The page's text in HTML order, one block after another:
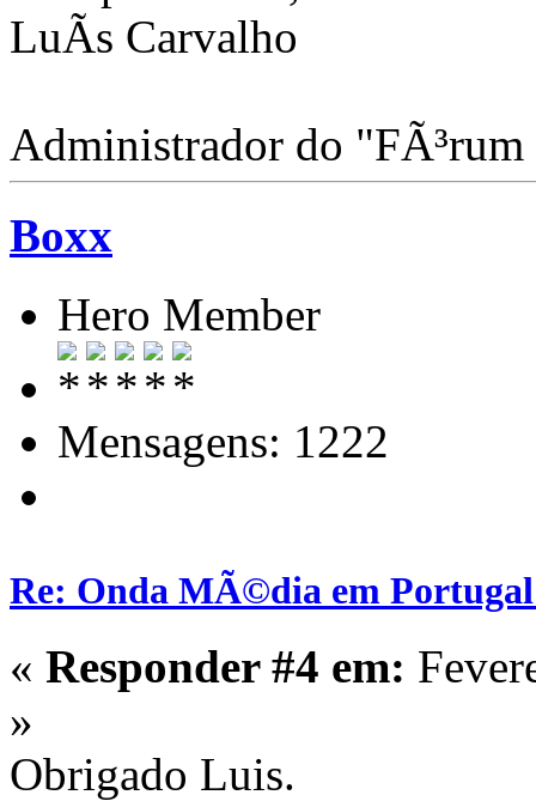
LuÃ­s Carvalho
Administrador do
Boxx
Hero Member
Mensagens: 1222
Re: Onda MÃ©dia em
« Responder #4 em:
»
Obrigado Luis.